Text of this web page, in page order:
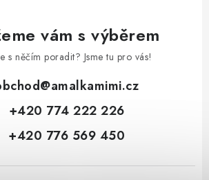
vám s výběrem
s něčím poradit? Jsme tu pro vás!
@amalkamimi.cz
+420 774 222 226
+420 776 569 450